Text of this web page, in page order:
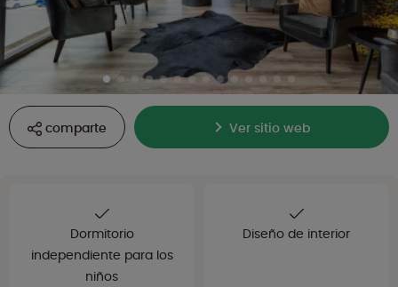
comparte Ver sitio web
Dormitorio
independiente para los
niños
Diseño de interior